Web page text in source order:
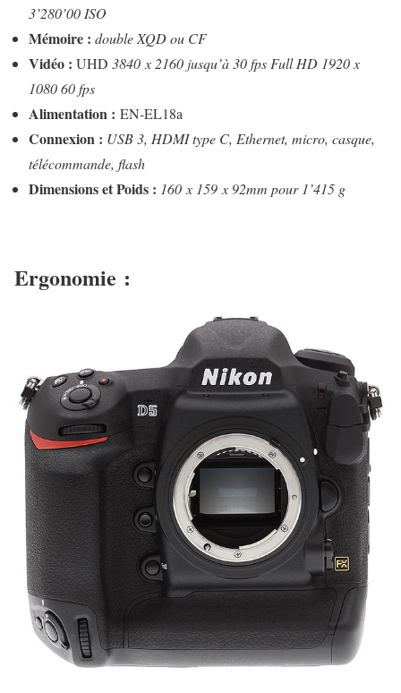
3’280’00 ISO
Mémoire : double XQD ou CF
Vidéo : UHD 3840 x 2160 jusqu’à 30 fps Full HD 1920 x
1080 60 fps
Alimentation : EN-EL18a
Connexion : USB 3, HDMI type C, Ethernet, micro, casque,
télécommande, flash
Dimensions et Poids : 160 x 159 x 92mm pour 1’415 g
Ergonomie :